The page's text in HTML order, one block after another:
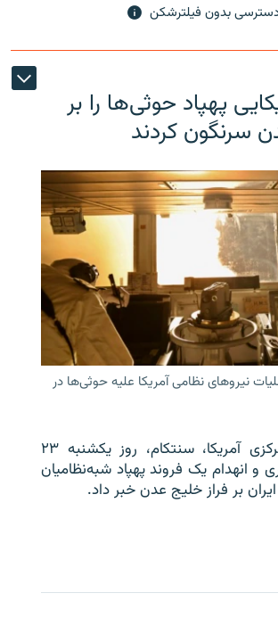
بدون فیلترشکن
پهپاد حوثی‌ها را بر
سرنگون کردند
نیروهای نظامی آمریکا علیه حوثی‌ها در
ستاد فرماندهی مرکزی آمریکا، سنتکام، روز یکشنبه ۲۳
و انهدام یک فروند پهپاد شبه‌نظامیان
بر فراز خلیج عدن خبر داد.